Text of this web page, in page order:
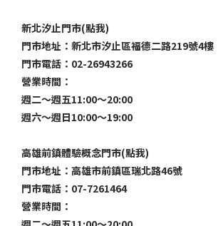
新北汐止門市(點我)
門市地址：新北市汐止區福德二路219號4樓
門市電話：02-26943266
營業時間：
週二～週五11:00～20:00
週六～週日10:00～19:00
高雄前鎮體驗概念門市(點我)
門市地址：高雄市前鎮區瑞北路46號
門市電話：07-7261464
營業時間：